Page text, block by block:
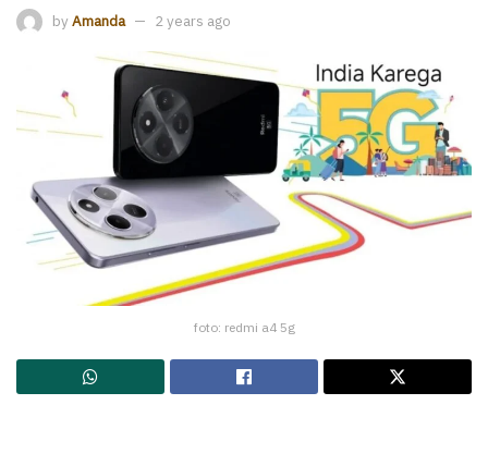
by Amanda 2 years ago
foto: redmi a4 5g